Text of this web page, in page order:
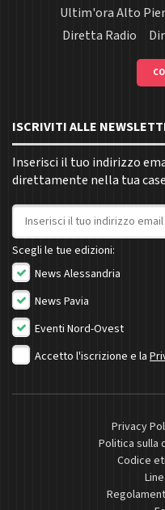
Ultim'ora Alto
Diretta Radio
ISCRIVITI ALLE
Inserisci il tuo indirizzo
direttamente nella tua
Indirizzo email
Scegli le tue edizioni:
News Alessandria
News Pavia
Eventi Nord-Ovest
Accetto l'iscrizione e la
Privacy
Politica sulla
Codice